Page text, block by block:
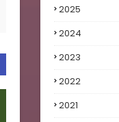
2025
2024
2023
2022
2021